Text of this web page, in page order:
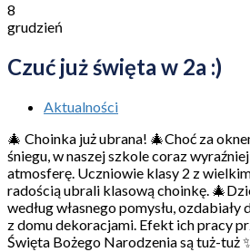
8
grudzień
Czuć już święta w 2a :)
Aktualności
🎄 Choinka już ubrana! 🎄Choć za
śniegu, w naszej szkole coraz
atmosferę. Uczniowie klasy 2 z
radością ubrali klasową choinkę.
według własnego pomysłu,
z domu dekoracjami. Efekt ich pracy
Święta Bożego Narodzenia są tuż-tuż